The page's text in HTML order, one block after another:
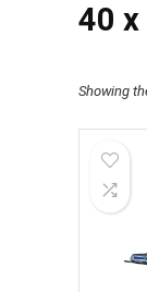
‎40 x
Showing